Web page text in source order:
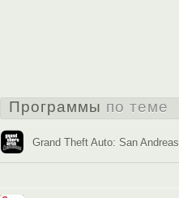
Программы по теме
Grand Theft Auto: San Andreas